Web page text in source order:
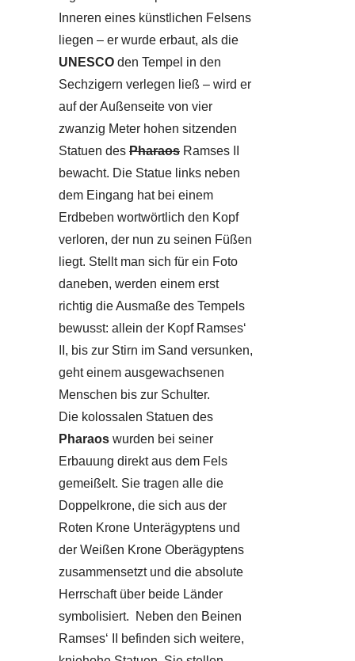
Inneren eines künstlichen Felsens
liegen – er wurde erbaut, als die
UNESCO den Tempel in den
Sechzigern verlegen ließ – wird er
auf der Außenseite von vier
zwanzig Meter hohen sitzenden
Statuen des Pharaos Ramses II
bewacht. Die Statue links neben
dem Eingang hat bei einem
Erdbeben wortwörtlich den Kopf
verloren, der nun zu seinen Füßen
liegt. Stellt man sich für ein Foto
daneben, werden einem erst
richtig die Ausmaße des Tempels
bewusst: allein der Kopf Ramses‘
II, bis zur Stirn im Sand versunken,
geht einem ausgewachsenen
Menschen bis zur Schulter.
Die kolossalen Statuen des
Pharaos wurden bei seiner
Erbauung direkt aus dem Fels
gemeißelt. Sie tragen alle die
Doppelkrone, die sich aus der
Roten Krone Unterägyptens und
der Weißen Krone Oberägyptens
zusammensetzt und die absolute
Herrschaft über beide Länder
symbolisiert. Neben den Beinen
Ramses‘ II befinden sich weitere,